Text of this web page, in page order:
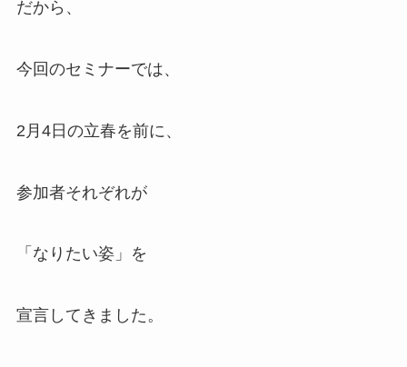
だから、
今回のセミナーでは、
2月4日の立春を前に、
参加者それぞれが
「なりたい姿」を
宣言してきました。